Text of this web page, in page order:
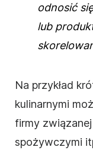
odnosić
lub
Na przykład
kulinarnymi
firmy
spożywczymi